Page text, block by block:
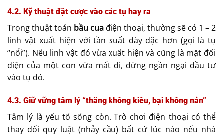
4.2. Kỹ thuật đặt cược vào các tụ hay ra
Trong thuật toán bầu cuađiện thoại, thường sẽ có 1 – 2
linh vật xuất hiện với tần suất dày đặc hơn (gọi là tụ
“nổi”). Nếu linh vật đó vừa xuất hiện và cũng là mặt đối
diện của một con vừa mất đi, đừng ngần ngại đầu tư
vào tụ đó.
4.3. Giữ vững tâm lý “thắng không kiêu, bại không nản”
Tâm lý là yếu tố sống còn. Trò chơi điện thoại có thể
thay đổi quy luật (nhảy cầu) bất cứ lúc nào nếu nhà